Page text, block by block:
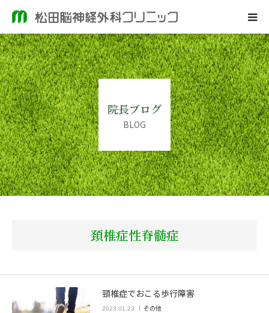
院長ブログ
BLOG
頚椎症性脊髄症
頸椎症でおこる歩行障害
2023.01.23 その他
ホーム
当院のご案内
脳神経外科
皮膚科
院長ブログ